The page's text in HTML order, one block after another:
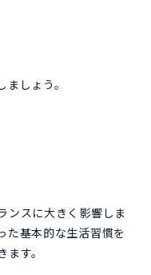
しょう。
ンスに大きく影響しま
た基本的な生活習慣を
す。